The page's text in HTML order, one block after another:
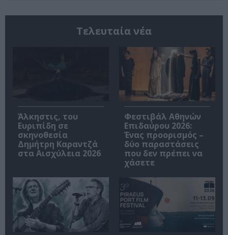
Τελευταία νέα
Άλκηστις, του
Ευριπίδη σε
σκηνοθεσία
Δημήτρη Καραντζά
στα Αισχύλεια 2026
Φεστιβάλ Αθηνών
Επιδαύρου 2026:
Ένας προορισμός –
δύο παραστάσεις
που δεν πρέπει να
χάσετε